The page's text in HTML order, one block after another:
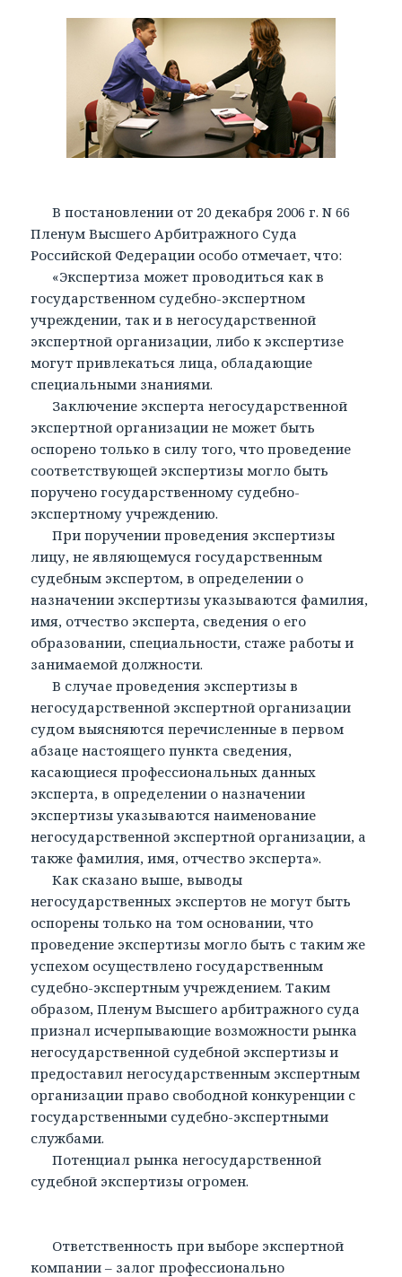
В постановлении от 20 декабря 2006 г. N 66
Пленум Высшего Арбитражного Суда
Российской Федерации особо отмечает, что:
«Экспертиза может проводиться как в
государственном судебно-экспертном
учреждении, так и в негосударственной
экспертной организации, либо к экспертизе
могут привлекаться лица, обладающие
специальными знаниями.
Заключение эксперта негосударственной
экспертной организации не может быть
оспорено только в силу того, что проведение
соответствующей экспертизы могло быть
поручено государственному судебно-
экспертному учреждению.
При поручении проведения экспертизы
лицу, не являющемуся государственным
судебным экспертом, в определении о
назначении экспертизы указываются фамилия,
имя, отчество эксперта, сведения о его
образовании, специальности, стаже работы и
занимаемой должности.
В случае проведения экспертизы в
негосударственной экспертной организации
судом выясняются перечисленные в первом
абзаце настоящего пункта сведения,
касающиеся профессиональных данных
эксперта, в определении о назначении
экспертизы указываются наименование
негосударственной экспертной организации, а
также фамилия, имя, отчество эксперта».
Как сказано выше, выводы
негосударственных экспертов не могут быть
оспорены только на том основании, что
проведение экспертизы могло быть с таким же
успехом осуществлено государственным
судебно-экспертным учреждением. Таким
образом, Пленум Высшего арбитражного суда
признал исчерпывающие возможности рынка
негосударственной судебной экспертизы и
предоставил негосударственным экспертным
организации право свободной конкуренции с
государственными судебно-экспертными
службами.
Потенциал рынка негосударственной
судебной экспертизы огромен.
Ответственность при выборе экспертной
компании – залог профессионально